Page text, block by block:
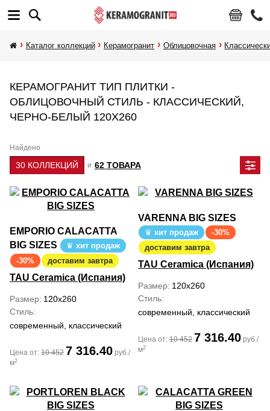
Каталог коллекций Керамогранит Облицовочная
КЕРАМОГРАНИТ ТИП ПЛИТКИ -
ОБЛИЦОВОЧНЫЙ СТИЛЬ - КЛАССИЧЕСКИЙ,
ЧЕРНО-БЕЛЫЙ 120Х260
Найдено
30 КОЛЛЕКЦИЙ и 62 ТОВАРА
EMPORIO CALACATTA
BIG SIZES
хит продаж
-30%
доставим завтра
TAU Ceramica (Испания)
Размер 120x260
Стиль
современный, классический
Цена от: 10 452 7 316.40 руб./
м2
VARENNA BIG SIZES
хит продаж
-30%
доставим завтра
TAU Ceramica (Испания)
Размер 120x260
Стиль
современный, классический
Цена от: 10 452 7 316.40 руб./
м2